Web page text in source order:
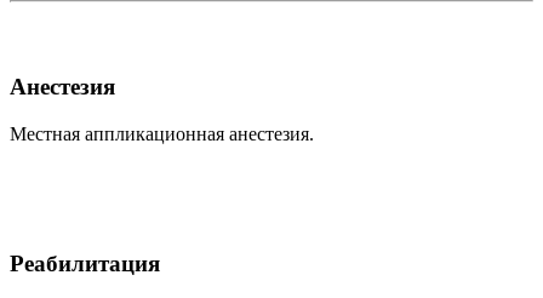
Анестезия
Местная аппликационная анестезия.
Реабилитация